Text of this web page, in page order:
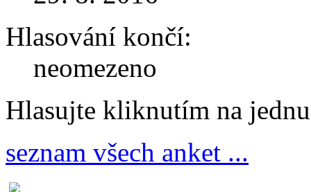
Hlasování končí:
neomezeno
Hlasujte kliknutím na
seznam všech anket ...